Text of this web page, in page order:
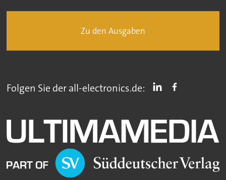
Zu den Ausgaben
Folgen Sie der all-electronics.de: